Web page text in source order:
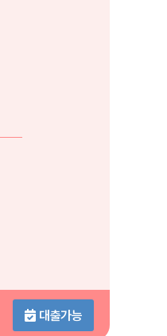
대출가능